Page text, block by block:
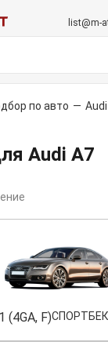
list@m-
по авто — Audi
Audi A7
(4GA, F)СПОРТБЕК